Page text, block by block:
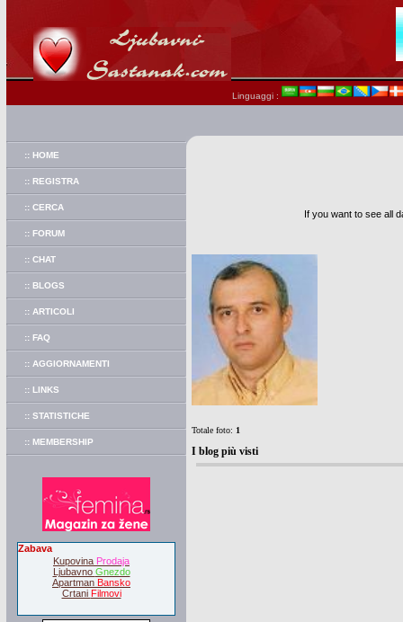
Linguaggi :
:: HOME
:: REGISTRA
:: CERCA
:: FORUM
:: CHAT
:: BLOGS
:: ARTICOLI
:: FAQ
:: AGGIORNAMENTI
:: LINKS
:: STATISTICHE
:: MEMBERSHIP
Zabava
Kupovina Prodaja
Ljubavno Gnezdo
Apartman Bansko
Crtani Filmovi
If you want to see all
Totale foto: 1
I blog più visti